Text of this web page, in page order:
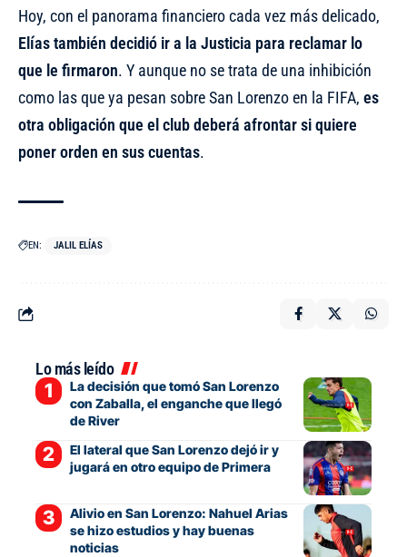
Hoy, con el panorama financiero cada vez más delicado,
Elías también decidió ir a la Justicia para reclamar lo
que le firmaron. Y aunque no se trata de una inhibición
como las que ya pesan sobre San Lorenzo en la FIFA, es
otra obligación que el club deberá afrontar si quiere
poner orden en sus cuentas.
EN: JALIL ELÍAS
Lo más leído
La decisión que tomó San Lorenzo
con Zaballa, el enganche que llegó
de River
El lateral que San Lorenzo dejó ir y
jugará en otro equipo de Primera
Alivio en San Lorenzo: Nahuel Arias
se hizo estudios y hay buenas
noticias